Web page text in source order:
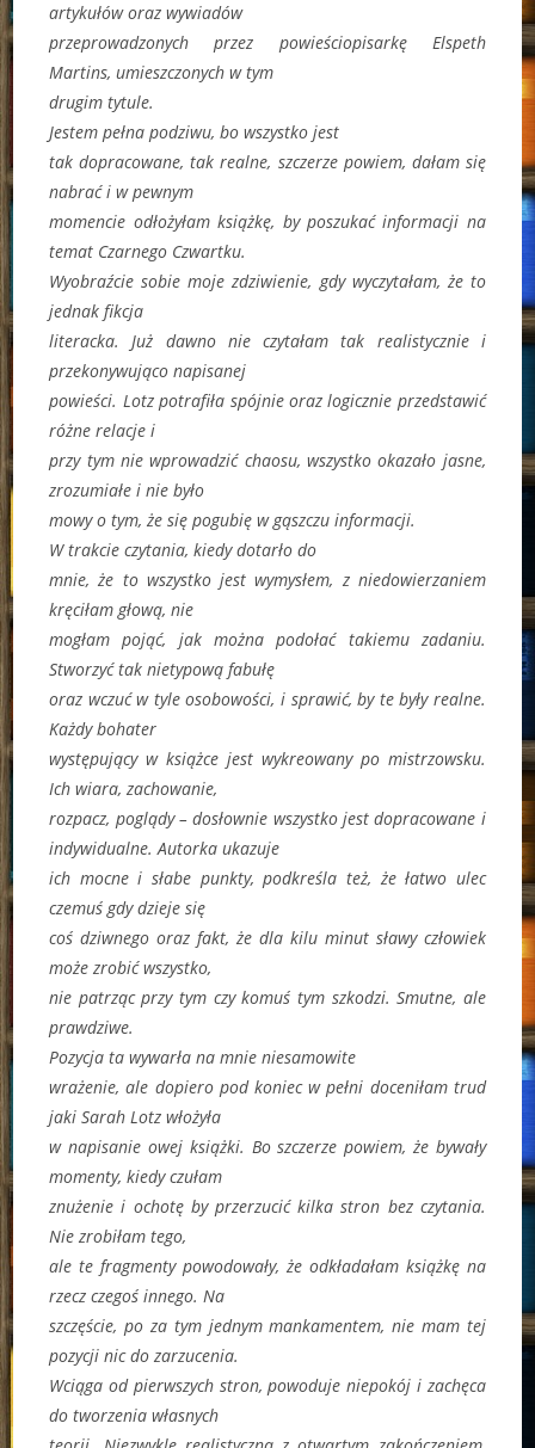
artykułów oraz wywiadów
przeprowadzonych przez powieściopisarkę Elspeth
Martins, umieszczonych w tym
drugim tytule.
Jestem pełna podziwu, bo wszystko jest
tak dopracowane, tak realne, szczerze powiem, dałam się
nabrać i w pewnym
momencie odłożyłam książkę, by poszukać informacji na
temat Czarnego Czwartku.
Wyobraźcie sobie moje zdziwienie, gdy wyczytałam, że to
jednak fikcja
literacka. Już dawno nie czytałam tak realistycznie i
przekonywująco napisanej
powieści. Lotz potrafiła spójnie oraz logicznie przedstawić
różne relacje i
przy tym nie wprowadzić chaosu, wszystko okazało jasne,
zrozumiałe i nie było
mowy o tym, że się pogubię w gąszczu informacji.
W trakcie czytania, kiedy dotarło do
mnie, że to wszystko jest wymysłem, z niedowierzaniem
kręciłam głową, nie
mogłam pojąć, jak można podołać takiemu zadaniu.
Stworzyć tak nietypową fabułę
oraz wczuć w tyle osobowości, i sprawić, by te były realne.
Każdy bohater
występujący w książce jest wykreowany po mistrzowsku.
Ich wiara, zachowanie,
rozpacz, poglądy – dosłownie wszystko jest dopracowane i
indywidualne. Autorka ukazuje
ich mocne i słabe punkty, podkreśla też, że łatwo ulec
czemuś gdy dzieje się
coś dziwnego oraz fakt, że dla kilu minut sławy człowiek
może zrobić wszystko,
nie patrząc przy tym czy komuś tym szkodzi. Smutne, ale
prawdziwe.
Pozycja ta wywarła na mnie niesamowite
wrażenie, ale dopiero pod koniec w pełni doceniłam trud
jaki Sarah Lotz włożyła
w napisanie owej książki. Bo szczerze powiem, że bywały
momenty, kiedy czułam
znużenie i ochotę by przerzucić kilka stron bez czytania.
Nie zrobiłam tego,
ale te fragmenty powodowały, że odkładałam książkę na
rzecz czegoś innego. Na
szczęście, po za tym jednym mankamentem, nie mam tej
pozycji nic do zarzucenia.
Wciąga od pierwszych stron, powoduje niepokój i zachęca
do tworzenia własnych